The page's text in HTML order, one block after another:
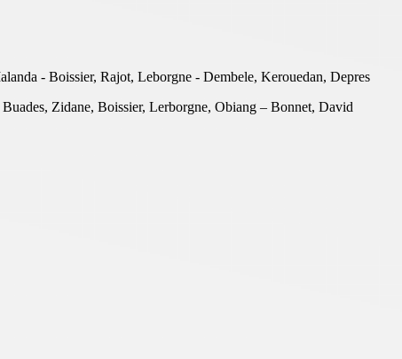
- Boissier, Rajot, Leborgne - Dembele, Kerouedan, Depres
Zidane, Boissier, Lerborgne, Obiang – Bonnet, David